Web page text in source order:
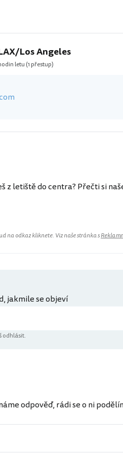
Los Angeles
letu (1 přestup)
z letiště do centra? Přečti si
na odkaz kliknete. Viz naše stránka s
jakmile se objeví
odhlásit.
odpověď, rádi se o ni